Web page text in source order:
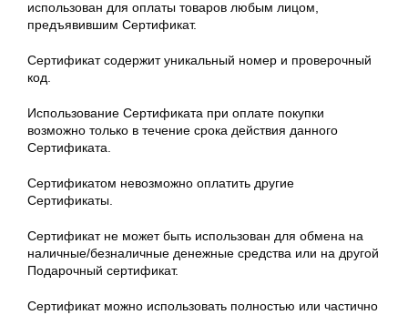
использован для оплаты товаров любым лицом,
предъявившим Сертификат.
Сертификат содержит уникальный номер и проверочный
код.
Использование Сертификата при оплате покупки
возможно только в течение срока действия данного
Сертификата.
Сертификатом невозможно оплатить другие
Сертификаты.
Сертификат не может быть использован для обмена на
наличные/безналичные денежные средства или на другой
Подарочный сертификат.
Сертификат можно использовать полностью или частично